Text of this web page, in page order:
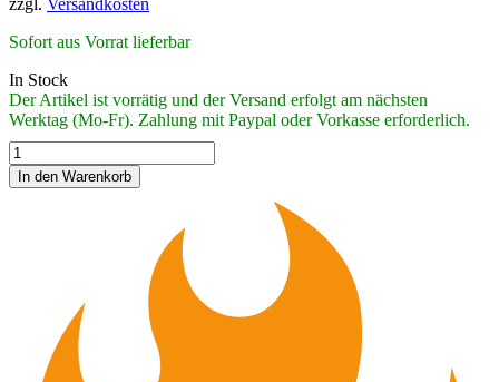
Sofort aus Vorrat lieferbar
In Stock
Der Artikel ist vorrätig und der Versand erfolgt am nächsten
Werktag (Mo-Fr). Zahlung mit Paypal oder Vorkasse erforderlich.
Echolot
von
FARIA
quantity
In den Warenkorb